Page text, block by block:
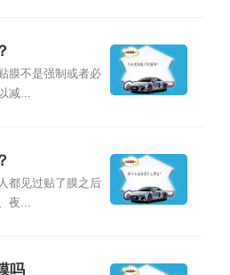
膜不是强制或者必
减...
都见过贴了膜之后
夜...
吗